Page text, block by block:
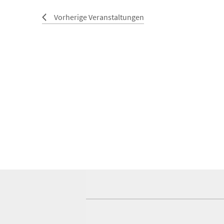
VorherigeVeranstaltungen